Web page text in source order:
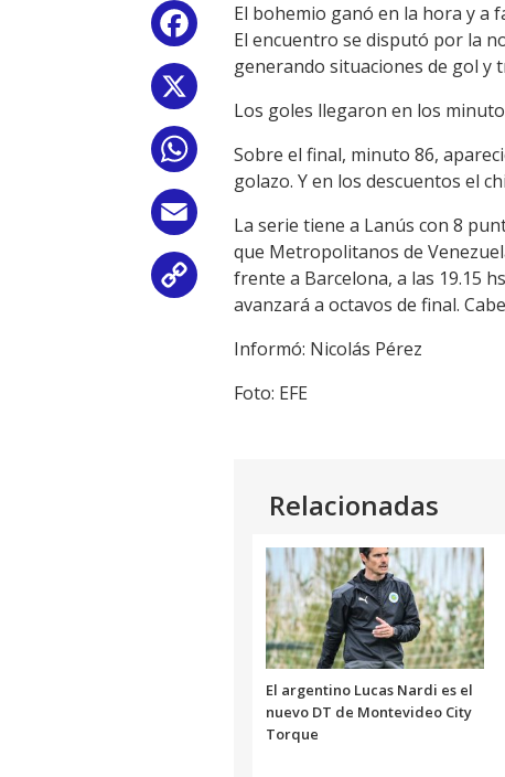
Facebook
WhatsApp
Email
Copy
El bohemio ganó en la hora y a
El encuentro se disputó por la
generando situaciones de gol y
Los goles llegaron en los
Sobre el final, minuto 86,
golazo. Y en los descuentos el
La serie tiene a Lanús con 8
que Metropolitanos de
frente a Barcelona, a las 19.15
avanzará a octavos de final.
Informó: Nicolás Pérez
Foto: EFE
Relacionadas
El argentino Lucas Nardi es el
nuevo DT de Montevideo City
Torque